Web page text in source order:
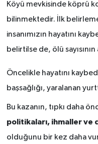
Köyü mevkisinde köprü
bilinmektedir. İlk
insanımızın hayatını
belirtilse de, ölü
Öncelikle hayatını
başsağlığı, yaralanan
Bu kazanın, tıpkı daha
politikaları, ihmaller
olduğunu bir kez daha